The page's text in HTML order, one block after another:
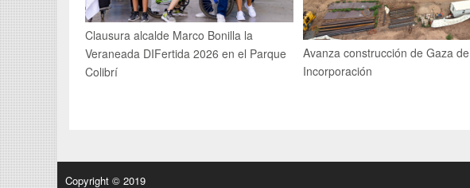
Clausura alcalde Marco Bonilla la
Veraneada DIFertida 2026 en el Parque
Colibrí
Avanza construcción de Gaza de
Incorporación
Copyright © 2019